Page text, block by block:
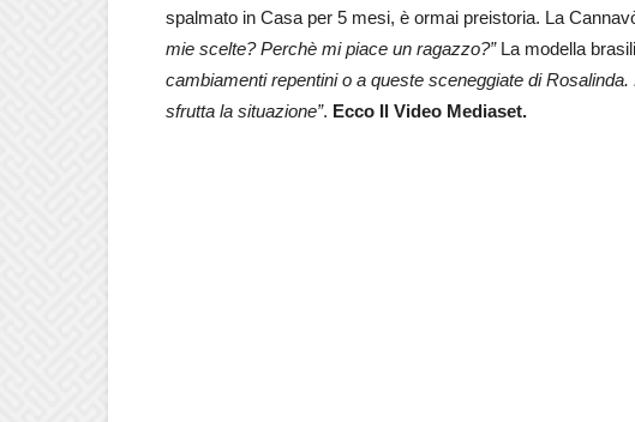
spalmato in Casa per 5 mesi, è ormai preistoria. La
mie scelte? Perchè mi piace un ragazzo?”La modella
cambiamenti repentini o a queste sceneggiate di
sfrutta la situazione”. Ecco Il Video Mediaset.